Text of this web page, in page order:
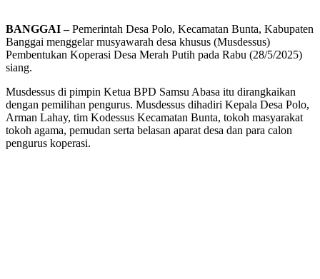
BANGGAI –Pemerintah Desa Polo, Kecamatan Bunta, Kabupaten
Banggai menggelar musyawarah desa khusus (Musdessus)
Pembentukan Koperasi Desa Merah Putih pada Rabu (28/5/2025)
siang.
Musdessus di pimpin Ketua BPD Samsu Abasa itu dirangkaikan
dengan pemilihan pengurus. Musdessus dihadiri Kepala Desa Polo,
Arman Lahay, tim Kodessus Kecamatan Bunta, tokoh masyarakat
tokoh agama, pemudan serta belasan aparat desa dan para calon
pengurus koperasi.